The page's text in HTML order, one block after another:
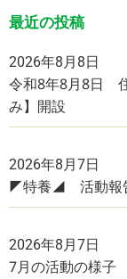
最近の投稿
2026年8月8日
令和8年8月8日
み】開設
2026年8月7日
◤特養◢ 活動報
2026年8月7日
7月の活動の様子